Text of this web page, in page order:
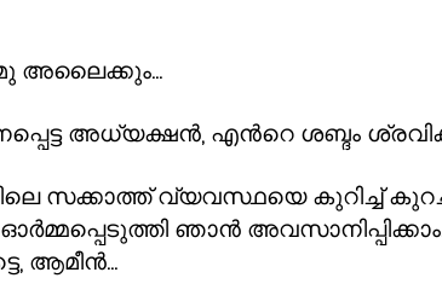
അലൈക്കും...
അധ്യക്ഷൻ, എൻറെ ശബ്ദം
സക്കാത്ത് വ്യവസ്ഥയെ കുറിച്ച്
ഓർമ്മപ്പെടുത്തി ഞാൻ
, ആമീൻ...